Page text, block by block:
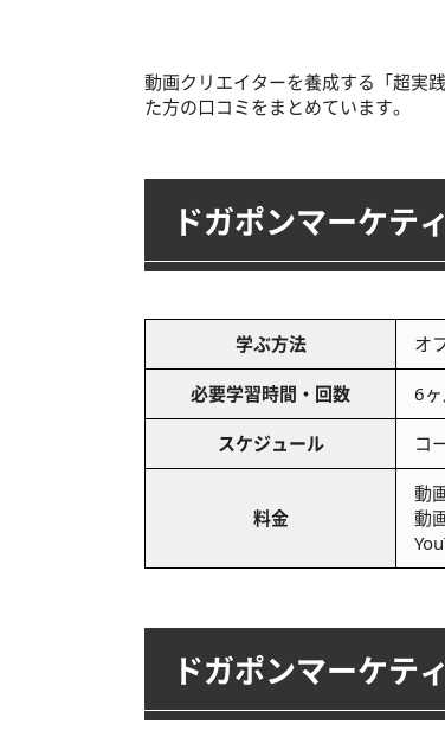
動画クリエイターを養成する「超実
た方の口コミをまとめています。
ドガポンマーケテ
学ぶ方法 オ
必要学習時間・回数 6
スケジュール コ
料金
動
動
ドガポンマーケテ